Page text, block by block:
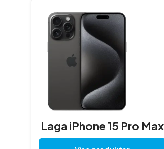
Laga iPhone 15 Pro Max